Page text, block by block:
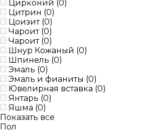
Цирконий (0)
Цитрин (0)
Цоизит (0)
Чароит (0)
Чароит (0)
Шнур Кожаный (0)
Шпинель (0)
Эмаль (0)
Эмаль и фианиты (0)
Ювелирная вставка (0)
Янтарь (0)
Яшма (0)
Показать все
Пол